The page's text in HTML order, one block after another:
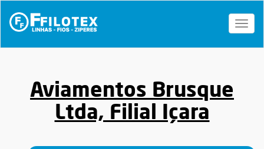
Aviamentos Brusque
Ltda, Filial Içara